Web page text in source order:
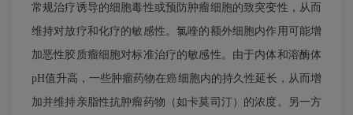
常规治疗诱导的细胞毒性或预防肿瘤细胞的致突变性，从而
维持对放疗和化疗的敏感性。氯喹的额外细胞内作用可能增
加恶性胶质瘤细胞对标准治疗的敏感性。由于内体和溶酶体
pH值升高，一些肿瘤药物在癌细胞内的持久性延长，从而增
加并维持亲脂性抗肿瘤药物（如卡莫司汀）的浓度。另一方